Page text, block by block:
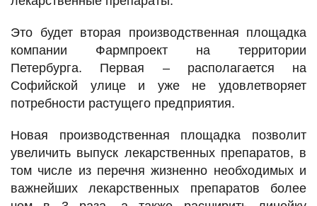
Это будет вторая производственная площадка
компании Фармпроект на территории
Петербурга. Первая – располагается на
Софийской улице и уже не удовлетворяет
потребности растущего предприятия.
Новая производственная площадка позволит
увеличить выпуск лекарственных препаратов, в
том числе из перечня жизненно необходимых и
важнейших лекарственных препаратов более